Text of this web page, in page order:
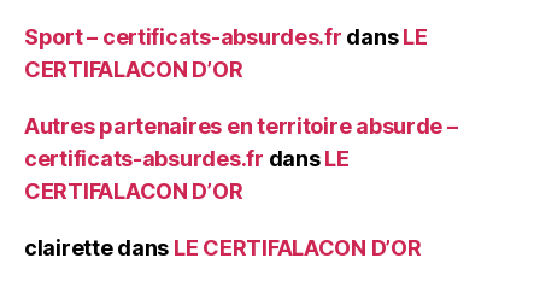
Sport – certificats-absurdes.fr dansLE
CERTIFALACON D’OR
Autres partenaires en territoire absurde –
certificats-absurdes.fr dansLE
CERTIFALACON D’OR
clairettedans LE CERTIFALACON D’OR